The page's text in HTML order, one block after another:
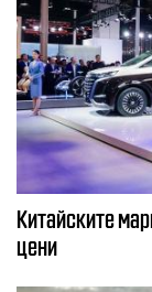
Китайските
цени